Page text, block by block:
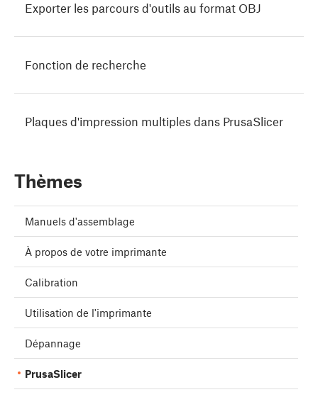
Exporter les parcours d'outils au format OBJ
Fonction de recherche
Plaques d'impression multiples dans PrusaSlicer
Thèmes
Manuels d'assemblage
À propos de votre imprimante
Calibration
Utilisation de l'imprimante
Dépannage
PrusaSlicer